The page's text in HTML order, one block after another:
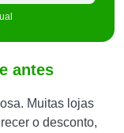
antes
Muitas lojas
o desconto,